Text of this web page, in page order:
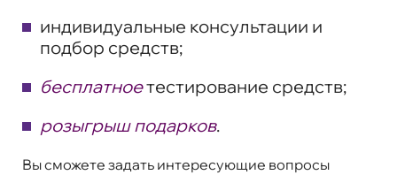
индивидуальные консультации и
подбор средств;
бесплатноетестирование средств;
розыгрыш подарков.
Вы сможете задать интересующие вопросы